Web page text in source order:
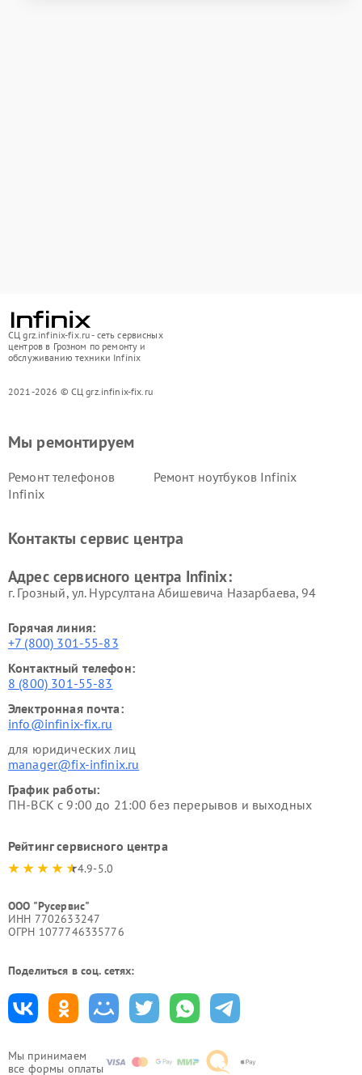
СЦ grz.infinix-fix.ru - сеть сервисных
центров в Грозном по ремонту и
обслуживанию техники Infinix
2021-2026 © СЦ grz.infinix-fix.ru
Мы принимаем
все формы оплаты
Мы ремонтируем
Ремонт телефонов
Infinix
Ремонт ноутбуков Infinix
Контакты сервис центра
Адрес сервисного центра Infinix:
г. Грозный, ул. Нурсултана Абишевича Назарбаева, 94
Горячая линия:
+7 (800) 301-55-83
Контактный телефон:
8 (800) 301-55-83
Электронная почта:
info@infinix-fix.ru
для юридических лиц
manager@fix-infinix.ru
График работы:
ПН-ВСК с 9:00 до 21:00 без перерывов и выходных
Рейтинг сервисного центра
4.9-5.0
ООО "Русервис"
ИНН 7702633247
ОГРН 1077746335776
Поделиться в соц. сетях: